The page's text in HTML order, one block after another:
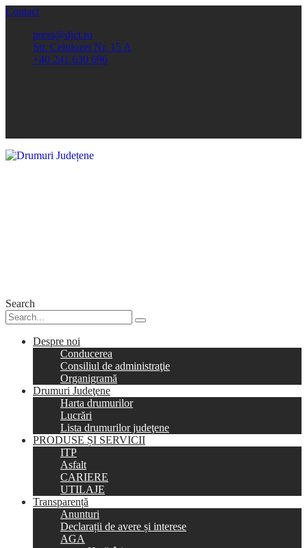
Contact
press@djct.ro
Str. Celulozei Nr. 15 A
+40 241 630 696
Search
Despre noi
Conducerea
Consiliul de administraţie
Organigramă
Drumuri Judeţene
Harta drumurilor
Lucrări
Lista drumurilor judeţene
PRODUSE ȘI SERVICII
ITP
Asfalt
CARIERE
UTILAJE
Transparență
Anunturi
Declarații de avere și interese
AGA